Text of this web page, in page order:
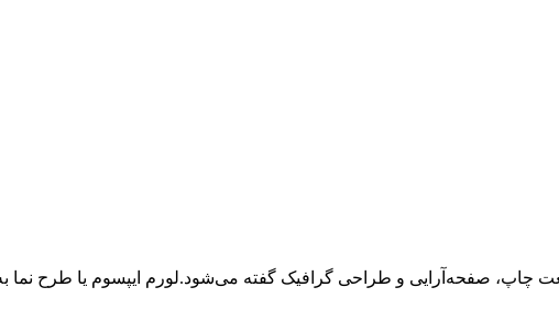
چاپ، صفحه‌آرایی و طراحی گرافیک گفته می‌شود.لورم ایپسوم یا طرح‌